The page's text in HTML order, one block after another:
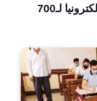
إلكترونيا، ولكن أن يكون الامتحان إلكترونيا لـ700